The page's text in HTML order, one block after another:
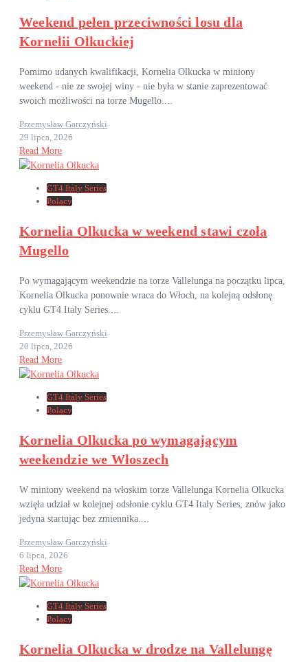
Weekend pełen przeciwności losu dla
Kornelii Olkuckiej
Pomimo udanych kwalifikacji, Kornelia Olkucka w miniony
weekend - nie ze swojej winy - nie była w stanie zaprezentować
swoich możliwości na torze Mugello....
Przemysław Garczyński
29 lipca, 2026
Read More
GT4 Italy Series
Polacy
Kornelia Olkucka w weekend stawi czoła
Mugello
Po wymagającym weekendzie na torze Vallelunga na początku lipca,
Kornelia Olkucka ponownie wraca do Włoch, na kolejną odsłonę
cyklu GT4 Italy Series....
Przemysław Garczyński
20 lipca, 2026
Read More
GT4 Italy Series
Polacy
Kornelia Olkucka po wymagającym
weekendzie we Włoszech
W miniony weekend na włoskim torze Vallelunga Kornelia Olkucka
wzięła udział w kolejnej odsłonie cyklu GT4 Italy Series, znów jako
jedyna startując bez zmiennika....
Przemysław Garczyński
6 lipca, 2026
Read More
GT4 Italy Series
Polacy
Kornelia Olkucka w drodze na Vallelungę